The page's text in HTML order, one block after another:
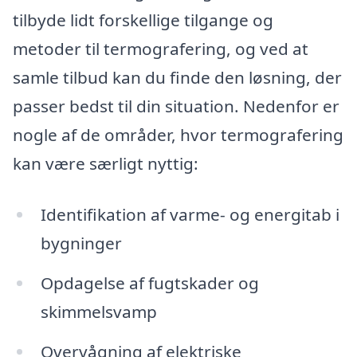
tilbyde lidt forskellige tilgange og
metoder til termografering, og ved at
samle tilbud kan du finde den løsning, der
passer bedst til din situation. Nedenfor er
nogle af de områder, hvor termografering
kan være særligt nyttig:
Identifikation af varme- og energitab i
bygninger
Opdagelse af fugtskader og
skimmelsvamp
Overvågning af elektriske